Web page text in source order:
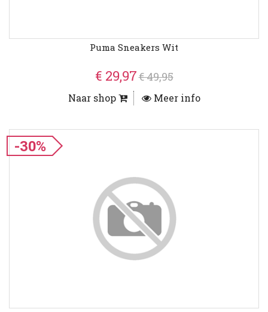
Puma Sneakers Wit
€ 29,97€ 49,95
Naar shop Meer info
-30%